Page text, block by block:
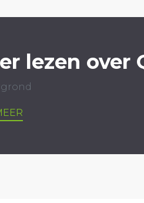
lezen over